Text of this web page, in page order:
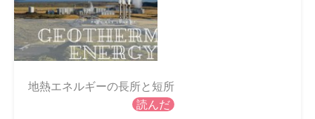
地熱エネルギーの長所と短所
読んだ